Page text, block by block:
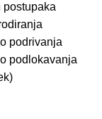
postupaka
podrivanja
podlokavanja